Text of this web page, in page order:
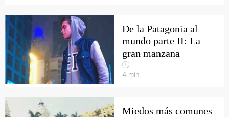
De la Patagonia al
mundo parte II: La
gran manzana
4 min
Miedos más comunes